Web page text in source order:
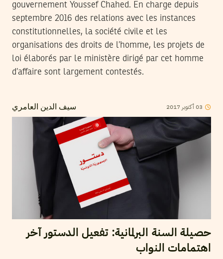
gouvernement Youssef Chahed. En charge depuis
septembre 2016 des relations avec les instances
constitutionnelles, la société civile et les
organisations des droits de l’homme, les projets de
loi élaborés par le ministère dirigé par cet homme
d’affaire sont largement contestés.
سيف الدين العامري 03أكتوبر 2017
حصيلة السنة البرلمانية: تفعيل الدستور آخر
اهتمامات النواب